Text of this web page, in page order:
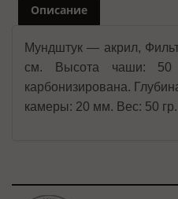
Описание
Мундштук — акрил,
см. Высота чаши: 50
карбонизирована.
камеры: 20 мм. Вес: 50 гр.